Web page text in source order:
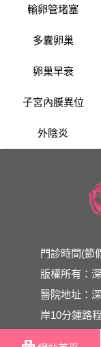
輸卵管堵塞
多囊卵巢
卵巢早衰
子宮內膜異位
外陰炎
門診時間(節
版權所有：
醫院地址：
岸10分鍾路